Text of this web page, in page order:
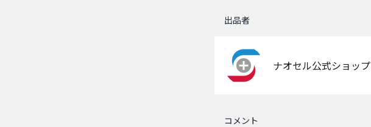
出品者
ナオセル公式ショップ
コメント